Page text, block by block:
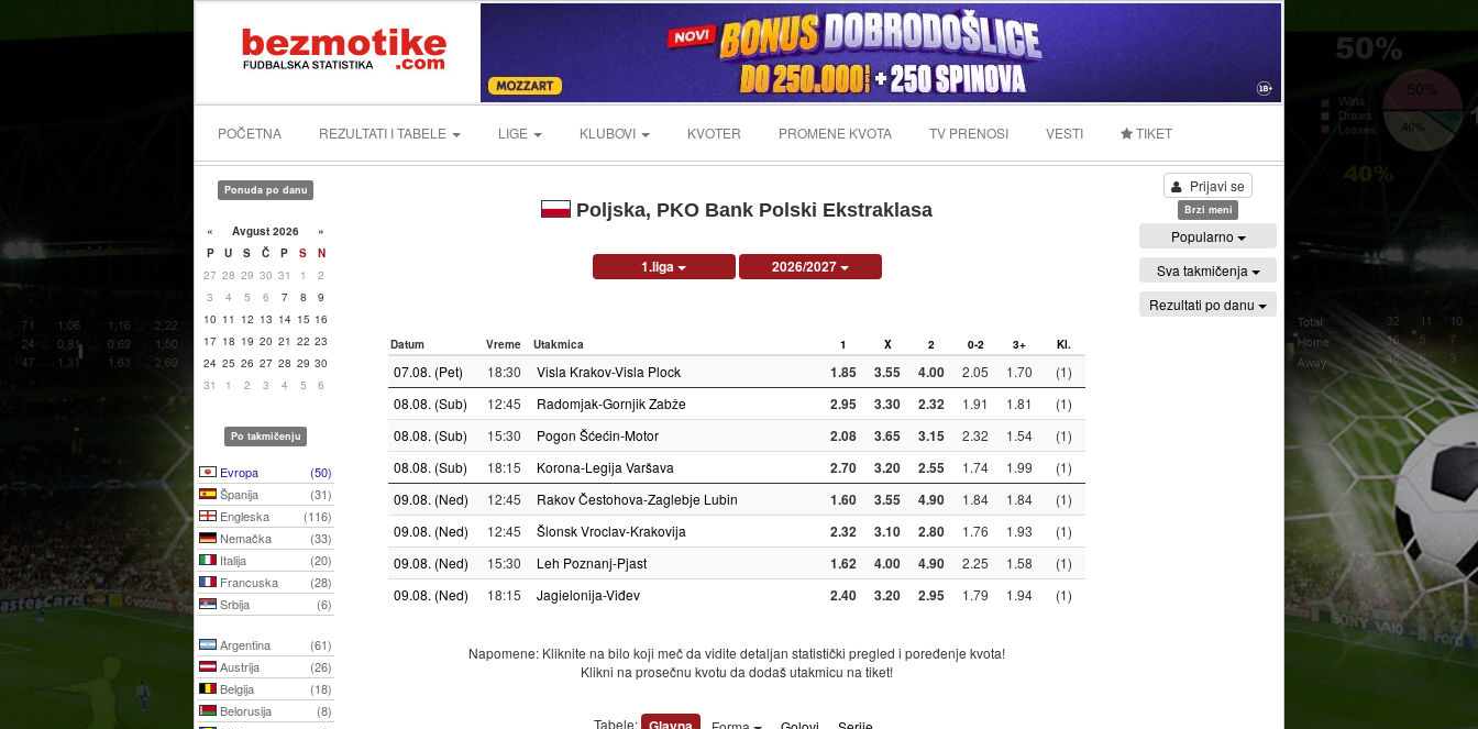
POČETNA REZULTATI I TABELE LIGE KLUBOVI KVOTER PROMENE KVOTA TV PRENOSI VESTI TIKET
Ponuda po danu
« Avgust 2026
»
P
U S Č P S
N
27 28 29 30 31 1
2
3
4 5 6 7 8
9
10 11 12 13 14 15 16
17 18 19 20 21 22 23
24 25 26 27 28 29 30
31
1 2 3 4 5 6
Po takmičenju
Evropa
(50)
Španija
(31)
Engleska
(116)
Nemačka
(33)
Italija
(20)
Francuska
(28)
Srbija
(6)
Argentina
(61)
Austrija
(26)
Belgija
(18)
Belorusija
(8)
Poljska, PKO Bank Polski Ekstraklasa
1.liga 2026/2027
Datum Vreme Utakmica 1 X 2 0-2 3+ Kl.
07.08. (Pet) 18:30 Visla Krakov-Visla Plock 1.85 3.55 4.00 2.05 1.70
(1)
08.08. (Sub)
12:45 Radomjak-Gornjik Zabže 2.95 3.30 2.32 1.91 1.81
(1)
08.08. (Sub)
15:30 Pogon Šćećin-Motor 2.08 3.65 3.15 2.32 1.54
(1)
08.08. (Sub)
18:15 Korona-Legija Varšava 2.70 3.20 2.55 1.74 1.99
(1)
09.08. (Ned)
12:45 Rakov Čestohova-Zaglebje Lubin 1.60 3.55 4.90 1.84 1.84
(1)
09.08. (Ned)
12:45 Šlonsk Vroclav-Krakovija 2.32 3.10 2.80 1.76 1.93
(1)
09.08. (Ned)
15:30 Leh Poznanj-Pjast 1.62 4.00 4.90 2.25 1.58
(1)
09.08. (Ned)
18:15 Jagielonija-Viđev 2.40 3.20 2.95 1.79 1.94 (1)
Napomene: Kliknite na bilo koji meč da vidite detaljan statistički pregled i poređenje kvota!
Klikni na prosečnu kvotu da dodaš utakmicu na tiket!
Tabele:
Prijavi se
Brzi meni
Popularno
Sva takmičenja
Rezultati po danu